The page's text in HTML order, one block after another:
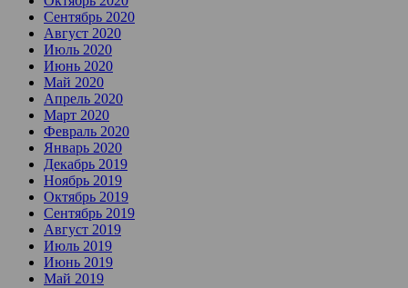
Сентябрь 2020
Август 2020
Июль 2020
Июнь 2020
Май 2020
Апрель 2020
Март 2020
Февраль 2020
Январь 2020
Декабрь 2019
Ноябрь 2019
Октябрь 2019
Сентябрь 2019
Август 2019
Июль 2019
Июнь 2019
Май 2019